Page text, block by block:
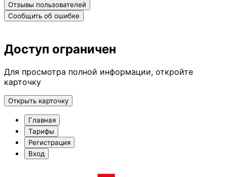
Отзывы пользователей
Сообщить об ошибке
Доступ ограничен
Для просмотра полной информации, откройте
карточку
Открыть карточку
Главная
Тарифы
Регистрация
Вход